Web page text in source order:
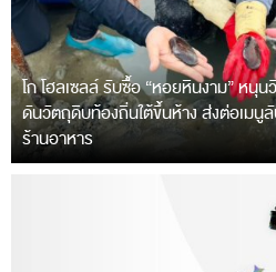
โก โฮลเซลล์ รับซื้อ “หอยหินงาม” หนุ
ดันวัตถุดิบท้องถิ่นใต้ขึ้นห้าง ส่งต่อเมนู
ร้านอาหาร